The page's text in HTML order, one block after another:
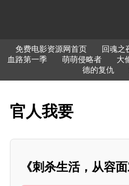
免费电影资源网首页 回魂之
血路第一季
萌萌侵略者 大
德的复仇
官人我要
《刺杀生活，从容面